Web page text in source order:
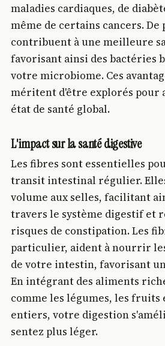
maladies cardiaques, de
même de certains cancers. De
contribuent à une meilleure
favorisant ainsi des bactéries
votre microbiome. Ces
méritent d'être explorés pour
état de santé global.
L'impact sur la santé digestive
Les fibres sont essentielles
transit intestinal régulier.
volume aux selles, facilitant
travers le système digestif et
risques de constipation. Les
particulier, aident à nourrir
de votre intestin, favorisant
En intégrant des aliments
comme les légumes, les fruits
entiers, votre digestion
sentez plus léger.